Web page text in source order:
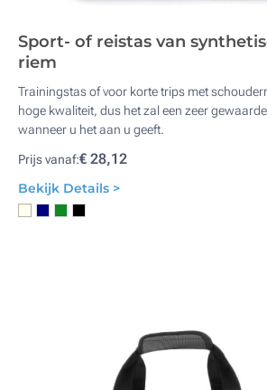
Sport- of reistas van
riem
Trainingstas of voor korte trips met
hoge kwaliteit, dus het zal een zeer
wanneer u het aan u geeft.
Prijs vanaf:€ 28,12
Bekijk Details >